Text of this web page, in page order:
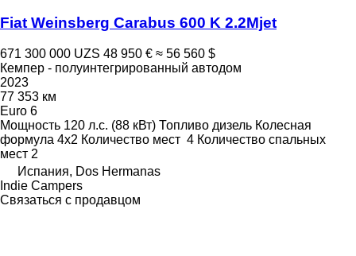
Fiat Weinsberg Carabus 600 K 2.2Mjet
671 300 000 UZS 48 950 € ≈ 56 560 $
Кемпер - полуинтегрированный автодом
2023
77 353 км
Euro 6
Мощность 120 л.с. (88 кВт) Топливо дизель Колесная
формула 4x2 Количество мест 4 Количество спальных
мест 2
Испания, Dos Hermanas
Indie Campers
Связаться с продавцом